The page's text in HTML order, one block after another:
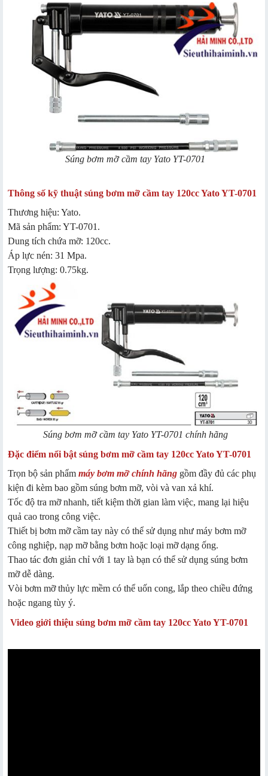
Súng bơm mỡ cầm tay Yato YT-0701
Thông số kỹ thuật súng bơm mỡ cầm tay 120cc Yato YT-0701
Thương hiệu: Yato.
Mã sản phẩm: YT-0701.
Dung tích chứa mỡ: 120cc.
Áp lực nén: 31 Mpa.
Trọng lượng: 0.75kg.
Súng bơm mỡ cầm tay Yato YT-0701 chính hãng
Đặc điểm nổi bật súng bơm mỡ cầm tay 120cc Yato YT-0701
Trọn bộ sản phẩm máy bơm mỡ chính hãng gồm đầy đủ các phụ
kiện đi kèm bao gồm súng bơm mỡ, vòi và van xả khí.
Tốc độ tra mỡ nhanh, tiết kiệm thời gian làm việc, mang lại hiệu
quả cao trong công việc.
Thiết bị bơm mỡ cầm tay này có thể sử dụng như máy bơm mỡ
công nghiệp, nạp mỡ bằng bơm hoặc loại mỡ dạng ống.
Thao tác đơn giản chỉ với 1 tay là bạn có thể sử dụng súng bơm
mỡ dễ dàng.
Vòi bơm mỡ thủy lực mềm có thể uốn cong, lắp theo chiều đứng
hoặc ngang tùy ý.
Video giới thiệu súng bơm mỡ cầm tay 120cc Yato YT-0701